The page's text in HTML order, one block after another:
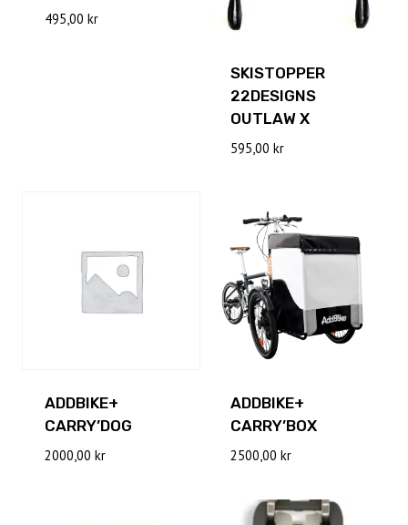
495,00 kr
SKISTOPPER
22DESIGNS
OUTLAW X
595,00 kr
ADDBIKE+
CARRY’DOG
2000,00 kr
ADDBIKE+
CARRY’BOX
2500,00 kr